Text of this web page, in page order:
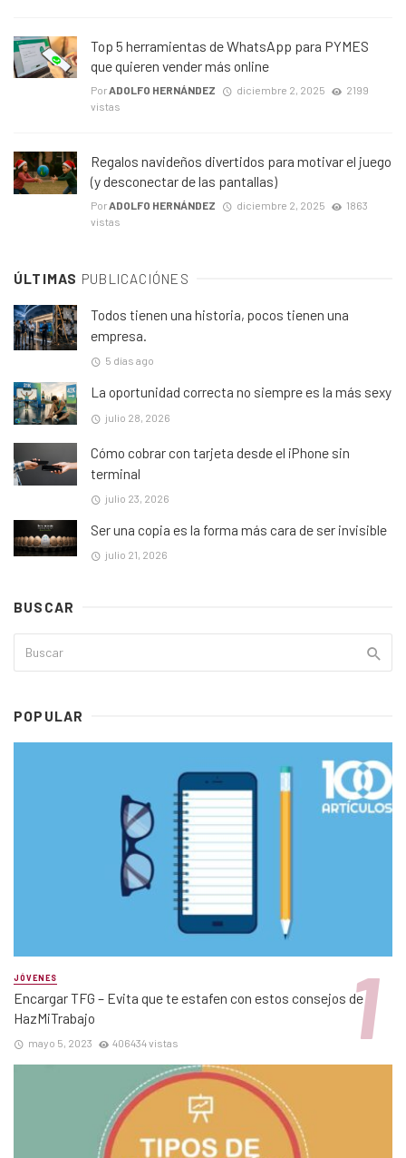
Top 5 herramientas de WhatsApp para PYMES
que quieren vender más online
PorADOLFO HERNÁNDEZ diciembre 2, 2025
2199
vistas
Regalos navideños divertidos para motivar el juego
(y desconectar de las pantallas)
PorADOLFO HERNÁNDEZ diciembre 2, 2025
1863
vistas
ÚLTIMAS PUBLICACIÓNES
Todos tienen una historia, pocos tienen una
empresa.
5 días ago
La oportunidad correcta no siempre es la más sexy
julio 28, 2026
Cómo cobrar con tarjeta desde el iPhone sin
terminal
julio 23, 2026
Ser una copia es la forma más cara de ser invisible
julio 21, 2026
BUSCAR
POPULAR
JÓVENES
Encargar TFG – Evita que te estafen con estos consejos de
HazMiTrabajo
mayo 5, 2023 406434 vistas